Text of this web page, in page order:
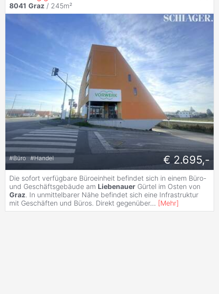
8041 Graz / 245m²
#Büro #Handel € 2.695,-
Die sofort verfügbare Büroeinheit befindet sich in einem Büro-
und Geschäftsgebäude am Liebenauer Gürtel im Osten von
Graz. In unmittelbarer Nähe befindet sich eine Infrastruktur
mit Geschäften und Büros. Direkt gegenüber... [Mehr]